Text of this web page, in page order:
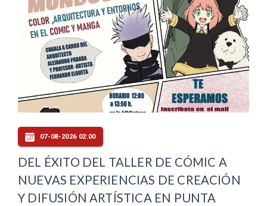
07-08-2026 02:00
DEL ÉXITO DEL TALLER DE CÓMIC A
NUEVAS EXPERIENCIAS DE CREACIÓN
Y DIFUSIÓN ARTÍSTICA EN PUNTA